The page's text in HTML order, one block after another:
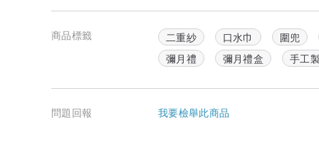
商品標籤 二重紗 口水巾
圍兜
彌月禮
彌月禮盒 手工
問題回報 我要檢舉此商品